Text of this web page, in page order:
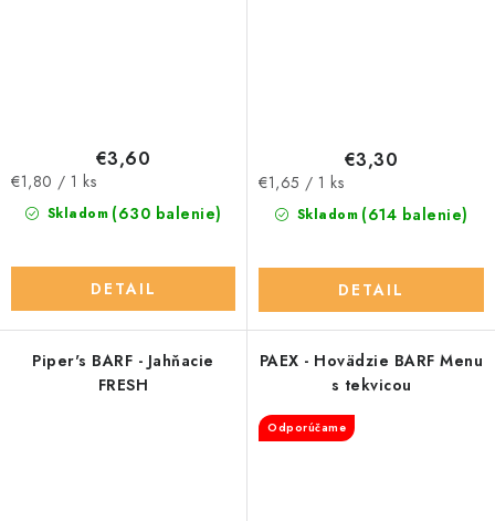
Skladom (630 balenie)
€3,60
Jednotková
cena:
€1,80 / 1 ks
DETAIL
Skladom (614 balenie)
€3,30
Jednotková
cena:
€1,65 / 1 ks
DETAIL
Piper's BARF - Jahňacie
FRESH
PAEX - Hovädzie BARF Menu
s tekvicou
Odporúčame